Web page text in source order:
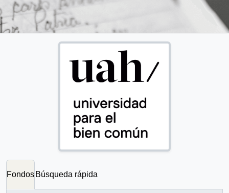
Fondos Búsqueda rápida